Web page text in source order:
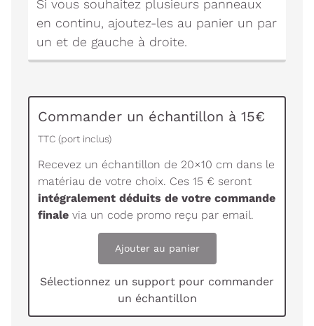
Si vous souhaitez plusieurs panneaux
en continu, ajoutez-les au panier un par
un et de gauche à droite.
Commander un échantillon à 15€
TTC (port inclus)
Recevez un échantillon de 20×10 cm dans le
matériau de votre choix. Ces 15 € seront
intégralement déduits de votre commande
finale via un code promo reçu par email.
Ajouter au panier
Sélectionnez un support pour commander
un échantillon